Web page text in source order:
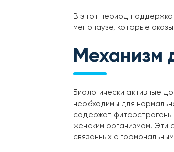
В этот период поддержка
менопаузе, которые
Механизм
Биологически активные
необходимы для
содержат
женским организмом. Эти
связанных с